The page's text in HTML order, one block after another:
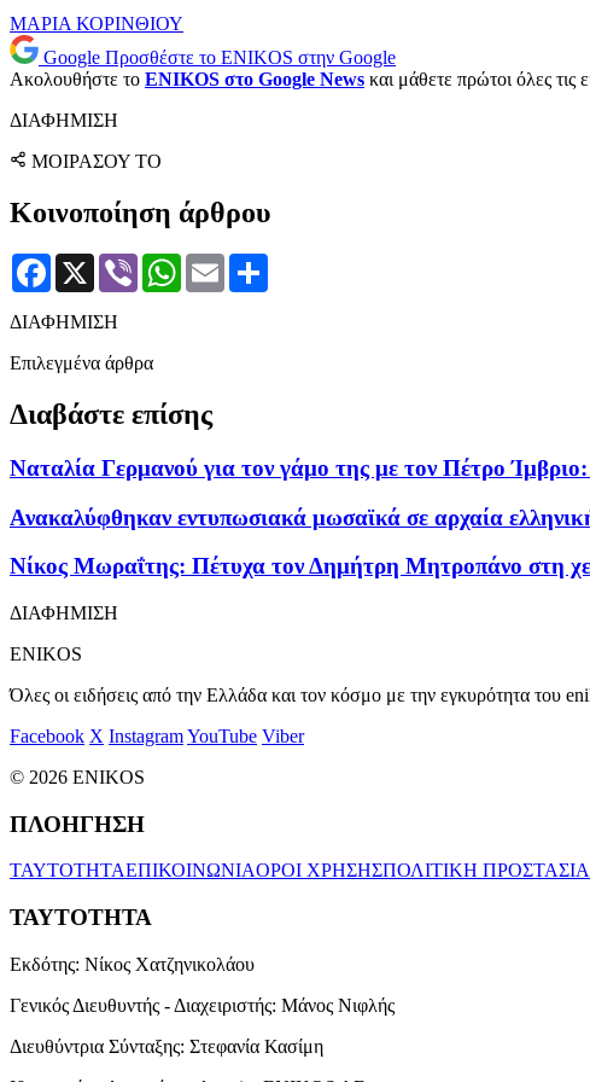
ΜΑΡΙΑ ΚΟΡΙΝΘΙΟΥ
Google Προσθέστε το ENIKOS στην Google
Ακολουθήστε το ENIKOS στο Google News και μάθετε πρώτοι όλες τις
ΔΙΑΦΗΜΙΣΗ
ΜΟΙΡΑΣΟΥ ΤΟ
Κοινοποίηση άρθρου
Facebook
X Viber WhatsApp
Email
ΔΙΑΦΗΜΙΣΗ
Επιλεγμένα άρθρα
Διαβάστε επίσης
Ναταλία Γερμανού για τον γάμο της με τον Πέτρο
Ανακαλύφθηκαν εντυπωσιακά μωσαϊκά σε αρχαία
Νίκος Μωραΐτης: Πέτυχα τον Δημήτρη Μητροπάνο στη
ΔΙΑΦΗΜΙΣΗ
ENIKOS
Όλες οι ειδήσεις από την Ελλάδα και τον κόσμο με την εγκυρότητα του
Facebook X InstagramYouTube Viber
© 2026 ENIKOS
ΠΛΟΗΓΗΣΗ
ΤΑΥΤΟΤΗΤΑΕΠΙΚΟΙΝΩΝΙΑΟΡΟΙ ΧΡΗΣΗΣΠΟΛΙΤΙΚΗ
ΤΑΥΤΟΤΗΤΑ
Εκδότης: Νίκος Χατζηνικολάου
Γενικός Διευθυντής - Διαχειριστής: Μάνος Νιφλής
Διευθύντρια Σύνταξης: Στεφανία Κασίμη